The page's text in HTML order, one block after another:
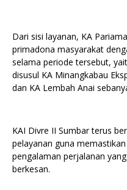
Dari sisi layanan, KA
primadona masyarakat
selama periode tersebut,
disusul KA Minangkabau
dan KA Lembah Anai
KAI Divre II Sumbar terus
pelayanan guna
pengalaman perjalanan
berkesan.